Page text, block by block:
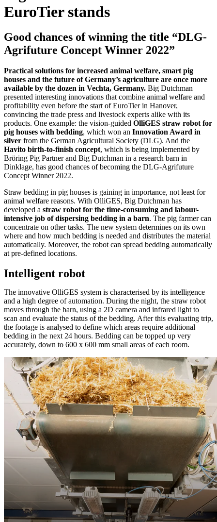
EuroTier stands
Good chances of winning the title “DLG-
Agrifuture Concept Winner 2022”
Practical solutions for increased animal welfare, smart pig
houses and the future of Germany’s agriculture are once more
available by the dozen in Vechta, Germany. Big Dutchman
presented interesting innovations that combine animal welfare and
profitability even before the start of EuroTier in Hanover,
convincing the trade press and livestock experts alike with its
products. One example: the vision-guided OlliGES straw robot for
pig houses with bedding, which won an Innovation Award in
silver from the German Agricultural Society (DLG). And the
Havito birth-to-finish concept, which is being implemented by
Bröring Pig Partner and Big Dutchman in a research barn in
Dinklage, has good chances of becoming the DLG-Agrifuture
Concept Winner 2022.
Straw bedding in pig houses is gaining in importance, not least for
animal welfare reasons. With OlliGES, Big Dutchman has
developed a straw robot for the time-consuming and labour-
intensive job of dispersing bedding in a barn. The pig farmer can
concentrate on other tasks. The new system determines on its own
where and how much bedding is needed and distributes the material
automatically. Moreover, the robot can spread bedding automatically
at pre-defined locations.
Intelligent robot
The innovative OlliGES system is characterised by its intelligence
and a high degree of automation. During the night, the straw robot
moves through the barn, using a 2D camera and infrared light to
scan and evaluate the status of the bedding. After this evaluating trip,
the footage is analysed to define which areas require additional
bedding in the next 24 hours. Bedding can be topped up very
accurately, down to 600 x 600 mm small areas of each room.